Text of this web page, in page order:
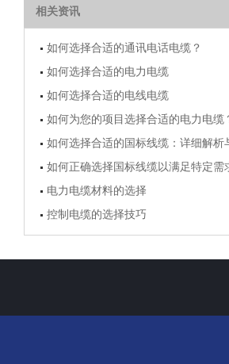
相关资讯
如何选择合适的通讯电话电缆？
如何选择合适的电力电缆
如何选择合适的电线电缆
如何为您的项目选择合适的电力电缆
如何选择合适的国标线缆：详细解析
如何正确选择国标线缆以满足特定需
电力电缆材料的选择
控制电缆的选择技巧